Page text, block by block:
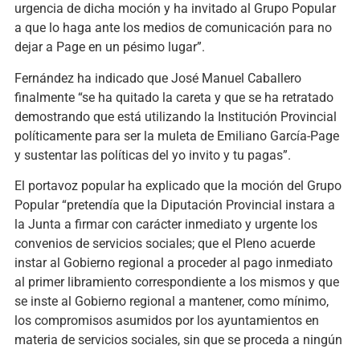
urgencia de dicha moción y ha invitado al Grupo Popular
a que lo haga ante los medios de comunicación para no
dejar a Page en un pésimo lugar”.
Fernández ha indicado que José Manuel Caballero
finalmente “se ha quitado la careta y que se ha retratado
demostrando que está utilizando la Institución Provincial
políticamente para ser la muleta de Emiliano García-Page
y sustentar las políticas del yo invito y tu pagas”.
El portavoz popular ha explicado que la moción del Grupo
Popular “pretendía que la Diputación Provincial instara a
la Junta a firmar con carácter inmediato y urgente los
convenios de servicios sociales; que el Pleno acuerde
instar al Gobierno regional a proceder al pago inmediato
al primer libramiento correspondiente a los mismos y que
se inste al Gobierno regional a mantener, como mínimo,
los compromisos asumidos por los ayuntamientos en
materia de servicios sociales, sin que se proceda a ningún